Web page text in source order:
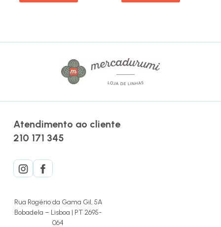
Atendimento ao cliente
210 171 345
Rua Rogério da Gama Gil, 5A
Bobadela – Lisboa | PT 2695-
064